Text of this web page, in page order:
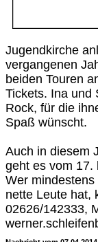
Jugendkirche
vergangenen
beiden Touren
Tickets. Ina und
Rock, für die
Spaß wünscht.
Auch in diesem
geht es vom 17.
Wer
nette Leute hat,
02626/142333,